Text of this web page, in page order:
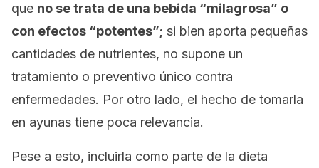
que no se trata de una bebida “milagrosa” o
con efectos “potentes”; si bien aporta pequeñas
cantidades de nutrientes, no supone un
tratamiento o preventivo único contra
enfermedades. Por otro lado, el hecho de tomarla
en ayunas tiene poca relevancia.
Pese a esto, incluirla como parte de la dieta